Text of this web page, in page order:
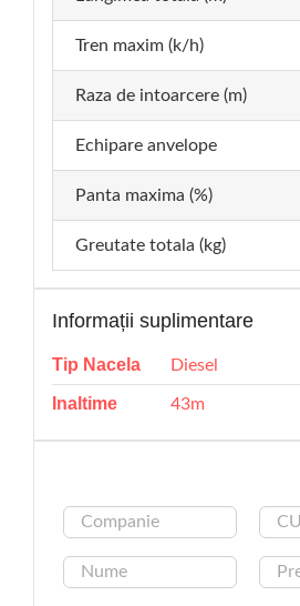
Tren maxim (k/h)
Raza de intoarcere (m)
Echipare anvelope
Panta maxima (%)
Greutate totala (kg)
Informații suplimentare
Tip Nacela Diesel
Inaltime 43m